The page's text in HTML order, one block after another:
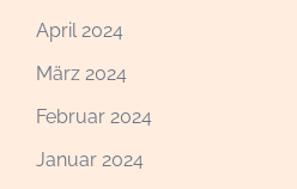
April 2024
März 2024
Februar 2024
Januar 2024